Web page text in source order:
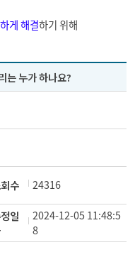
게 해결하기 위해
는 누가 하나요?
수 24316
일
2024-12-05 11:48:5
8